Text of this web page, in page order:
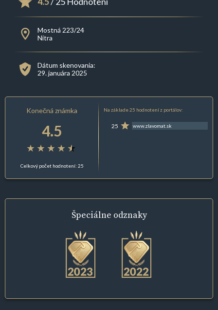
Mostná 223/24
Nitra
Dátum skenovania:
29. januára 2025
Konečná známka
4.5
Celkový počet hodnotení: 25
Na základe 25 hodnotení z portálov:
25 www.zlavomat.sk
Špeciálne odznaky